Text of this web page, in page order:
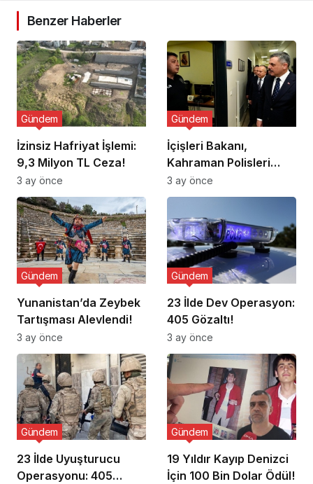
Benzer Haberler
İzinsiz Hafriyat İşlemi:
9,3 Milyon TL Ceza!
Gündem
3 ay önce
İçişleri Bakanı,
Kahraman Polisleri
Ziyaret Etti
Gündem
3 ay önce
Yunanistan’da Zeybek
Tartışması Alevlendi!
Gündem
3 ay önce
23 İlde Dev Operasyon:
405 Gözaltı!
Gündem
3 ay önce
23 İlde Uyuşturucu
Operasyonu: 405
Gündem
19 Yıldır Kayıp Denizci
İçin 100 Bin Dolar Ödül!
Gündem